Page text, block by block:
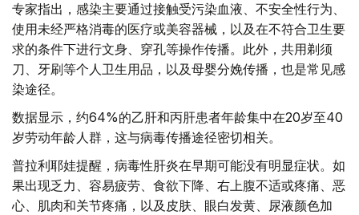
专家指出，感染主要通过接触受污染血液、不安全性行为、
使用未经严格消毒的医疗或美容器械，以及在不符合卫生要
求的条件下进行文身、穿孔等操作传播。此外，共用剃须
刀、牙刷等个人卫生用品，以及母婴分娩传播，也是常见感
染途径。
数据显示，约64%的乙肝和丙肝患者年龄集中在20岁至40
岁劳动年龄人群，这与病毒传播途径密切相关。
普拉利耶娃提醒，病毒性肝炎在早期可能没有明显症状。如
果出现乏力、容易疲劳、食欲下降、右上腹不适或疼痛、恶
心、肌肉和关节疼痛，以及皮肤、眼白发黄、尿液颜色加